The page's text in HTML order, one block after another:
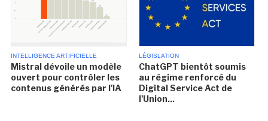
INTELLIGENCE ARTIFICIELLE
Mistral dévoile un modèle
ouvert pour contrôler les
contenus générés par l'IA
LÉGISLATION
ChatGPT bientôt soumis
au régime renforcé du
Digital Service Act de
l'Union...